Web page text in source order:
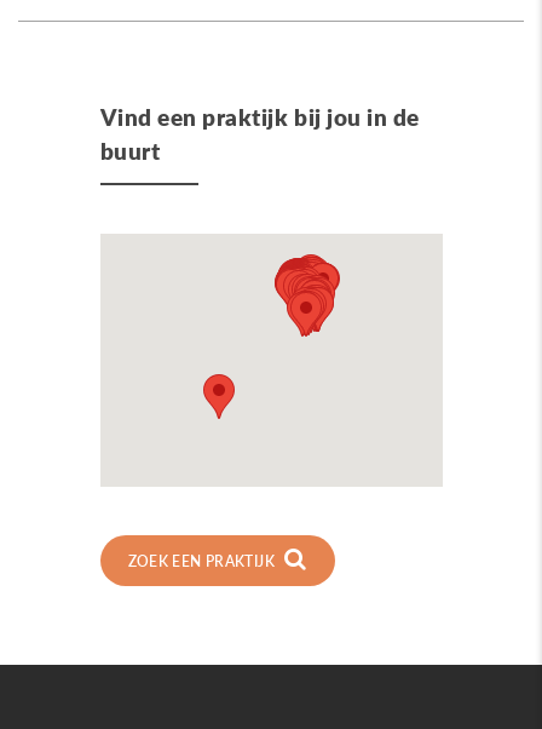
Vind een praktijk bij jou in de
buurt
ZOEK EEN PRAKTIJK